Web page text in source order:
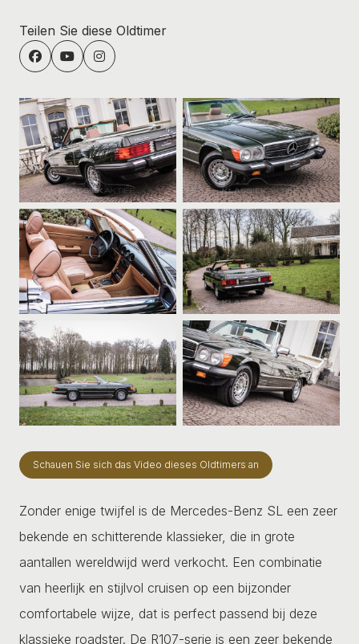
Teilen Sie diese Oldtimer
Schauen Sie sich das Video dieses Oldtimers an
Zonder enige twijfel is de Mercedes-Benz SL een zeer
bekende en schitterende klassieker, die in grote
aantallen wereldwijd werd verkocht. Een combinatie
van heerlijk en stijlvol cruisen op een bijzonder
comfortabele wijze, dat is perfect passend bij deze
klassieke roadster. De R107-serie is een zeer bekende